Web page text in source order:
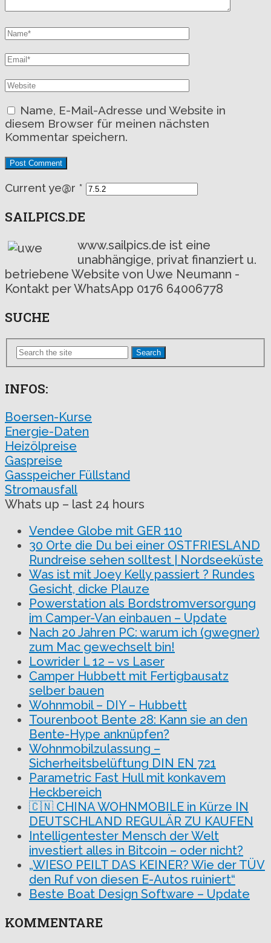
Name, E-Mail-Adresse und Website in
diesem Browser für meinen nächsten
Kommentar speichern.
Current ye@r *
SAILPICS.DE
www.sailpics.de ist eine
unabhängige, privat finanziert u.
betriebene Website von Uwe Neumann -
Kontakt per WhatsApp 0176 64006778
SUCHE
Search
INFOS:
Boersen-Kurse
Energie-Daten
Heizölpreise
Gaspreise
Gasspeicher Füllstand
Stromausfall
Whats up – last 24 hours
Vendee Globe mit GER 110
30 Orte die Du bei einer OSTFRIESLAND
Rundreise sehen solltest | Nordseeküste
Was ist mit Joey Kelly passiert ? Rundes
Gesicht, dicke Plauze
Powerstation als Bordstromversorgung
im Camper-Van einbauen – Update
Nach 20 Jahren PC: warum ich (gwegner)
zum Mac gewechselt bin!
Lowrider L 12 – vs Laser
Camper Hubbett mit Fertigbausatz
selber bauen
Wohnmobil – DIY – Hubbett
Tourenboot Bente 28: Kann sie an den
Bente-Hype anknüpfen?
Wohnmobilzulassung –
Sicherheitsbelüftung DIN EN 721
Parametric Fast Hull mit konkavem
Heckbereich
🇨🇳 CHINA WOHNMOBILE in Kürze IN
DEUTSCHLAND REGULÄR ZU KAUFEN
Intelligentester Mensch der Welt
investiert alles in Bitcoin – oder nicht?
„WIESO PEILT DAS KEINER? Wie der TÜV
den Ruf von diesen E-Autos ruiniert“
Beste Boat Design Software – Update
KOMMENTARE